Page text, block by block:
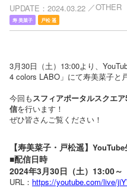
UPDATE 2024.03.22 OTHER
寿 美菜子 戸松 遥
3月30日（土）13:00より、
4 colors LABO」にて寿美菜子と
今回も スフィアポータルスクエ
信を行います！
ぜひ皆さんご覧ください！
【寿美菜子・戸松遥】 YouTube
■配信日時
2024年3月30日（土）13:00～
URL： https://youtube.com/live/